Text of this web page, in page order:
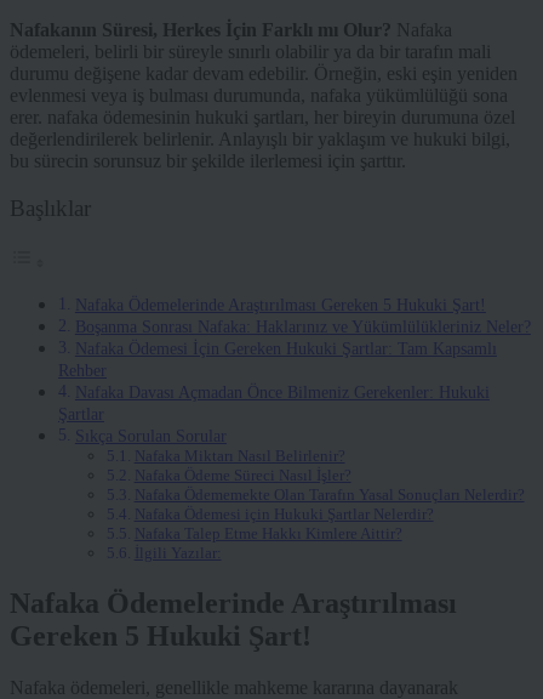
Nafakanın Süresi, Herkes İçin Farklı mı Olur? Nafaka
ödemeleri, belirli bir süreyle sınırlı olabilir ya da bir tarafın mali
durumu değişene kadar devam edebilir. Örneğin, eski eşin yeniden
evlenmesi veya iş bulması durumunda, nafaka yükümlülüğü sona
erer. nafaka ödemesinin hukuki şartları, her bireyin durumuna özel
değerlendirilerek belirlenir. Anlayışlı bir yaklaşım ve hukuki bilgi,
bu sürecin sorunsuz bir şekilde ilerlemesi için şarttır.
Başlıklar
Nafaka Ödemelerinde Araştırılması Gereken 5 Hukuki Şart!
Boşanma Sonrası Nafaka: Haklarınız ve Yükümlülükleriniz Neler?
Nafaka Ödemesi İçin Gereken Hukuki Şartlar: Tam Kapsamlı
Rehber
Nafaka Davası Açmadan Önce Bilmeniz Gerekenler: Hukuki
Şartlar
Sıkça Sorulan Sorular
Nafaka Miktarı Nasıl Belirlenir?
Nafaka Ödeme Süreci Nasıl İşler?
Nafaka Ödememekte Olan Tarafın Yasal Sonuçları Nelerdir?
Nafaka Ödemesi için Hukuki Şartlar Nelerdir?
Nafaka Talep Etme Hakkı Kimlere Aittir?
İlgili Yazılar:
Nafaka Ödemelerinde Araştırılması
Gereken 5 Hukuki Şart!
Nafaka ödemeleri, genellikle mahkeme kararına dayanarak